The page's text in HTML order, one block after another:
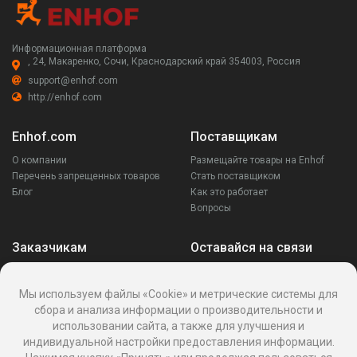
Информационная платформа
, 24, Макаренко, Сочи, Краснодарский край 354003, Россия
support@enhof.com
http://enhof.com
Enhof.com
О компании
Перечень запрещенных товаров
Блог
Поставщикам
Размещайте товары на Enhof
Стать поставщиком
Как это работает
Вопросы
Заказчикам
Написать поставщику
Реквизиты
Оставайся на связи
Мы используем файлы «Cookie» и метрические системы для
сбора и анализа информации о производительности и
использовании сайта, а также для улучшения и
индивидуальной настройки предоставления информации.